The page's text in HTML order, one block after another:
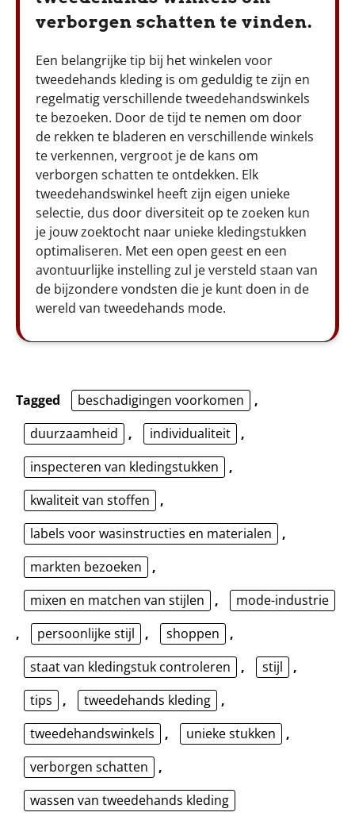
verborgen schatten te vinden.
Een belangrijke tip bij het winkelen voor
tweedehands kleding is om geduldig te zijn en
regelmatig verschillende tweedehandswinkels
te bezoeken. Door de tijd te nemen om door
de rekken te bladeren en verschillende winkels
te verkennen, vergroot je de kans om
verborgen schatten te ontdekken. Elk
tweedehandswinkel heeft zijn eigen unieke
selectie, dus door diversiteit op te zoeken kun
je jouw zoektocht naar unieke kledingstukken
optimaliseren. Met een open geest en een
avontuurlijke instelling zul je versteld staan van
de bijzondere vondsten die je kunt doen in de
wereld van tweedehands mode.
Tagged beschadigingen voorkomen
,
duurzaamheid
, individualiteit
,
inspecteren van kledingstukken
,
kwaliteit van stoffen
,
labels voor wasinstructies en materialen
,
markten bezoeken
,
mixen en matchen van stijlen
,
mode-industrie
,
persoonlijke stijl , shoppen
,
staat van kledingstuk controleren
, stijl
,
tips
, tweedehands kleding
,
tweedehandswinkels
, unieke stukken
,
verborgen schatten
,
wassen van tweedehands kleding